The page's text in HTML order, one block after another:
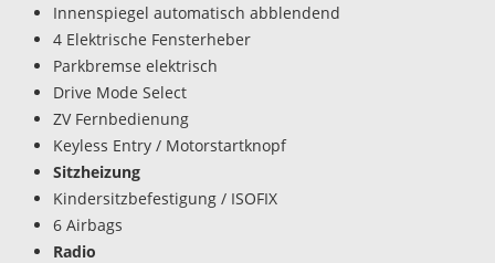
Innenspiegel automatisch abblendend
4 Elektrische Fensterheber
Parkbremse elektrisch
Drive Mode Select
ZV Fernbedienung
Keyless Entry / Motorstartknopf
Sitzheizung
Kindersitzbefestigung / ISOFIX
6 Airbags
Radio